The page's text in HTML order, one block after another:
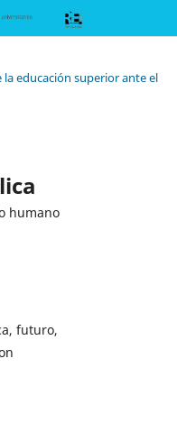
la educación superior ante el
humano
futuro,